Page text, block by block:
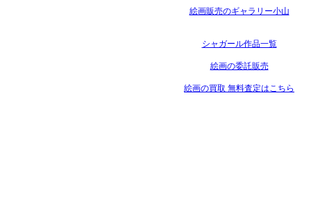
絵画販売のギャラリー小山
シャガール作品一覧
絵画の委託販売
絵画の買取 無料査定はこちら